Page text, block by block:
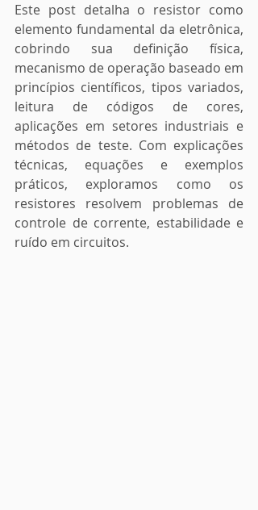
Este post detalha o resistor como
elemento fundamental da eletrônica,
cobrindo sua definição física,
mecanismo de operação baseado em
princípios científicos, tipos variados,
leitura de códigos de cores,
aplicações em setores industriais e
métodos de teste. Com explicações
técnicas, equações e exemplos
práticos, exploramos como os
resistores resolvem problemas de
controle de corrente, estabilidade e
ruído em circuitos.